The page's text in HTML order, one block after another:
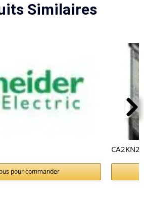
Similaires
pour commander